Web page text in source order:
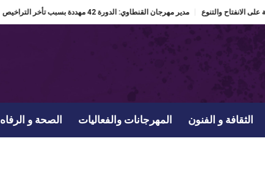
مدير مهرجان القنطاوي: الدورة 42 مهددة بسبب تأخر التراخيص
الصحة و الرفاه المهرجانات والفعاليات الثقافة و الفنون